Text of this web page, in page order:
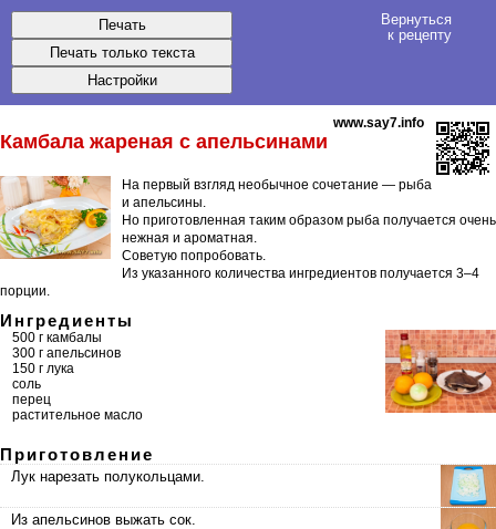
Вернуться
к рецепту
www.say7.info
Камбала жареная с апельсинами
На первый взгляд необычное сочетание — рыба
и апельсины.
Но приготовленная таким образом рыба получается очень
нежная и ароматная.
Советую попробовать.
Из указанного количества ингредиентов получается 3–4
порции.
Ингредиенты
500 г камбалы
300 г апельсинов
150 г лука
соль
перец
растительное масло
Приготовление
Лук нарезать полукольцами.
Из апельсинов выжать сок.